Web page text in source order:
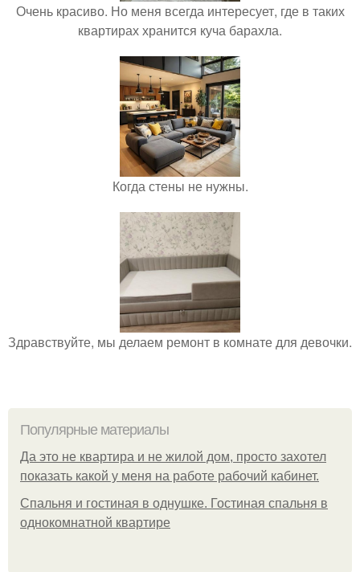
Очень красиво. Но меня всегда интересует, где в таких
квартирах хранится куча барахла.
Когда стены не нужны.
Здравствуйте, мы делаем ремонт в комнате для девочки.
Популярные материалы
Да это не квартира и не жилой дом, просто захотел
показать какой у меня на работе рабочий кабинет.
Спальня и гостиная в однушке. Гостиная спальня в
однокомнатной квартире